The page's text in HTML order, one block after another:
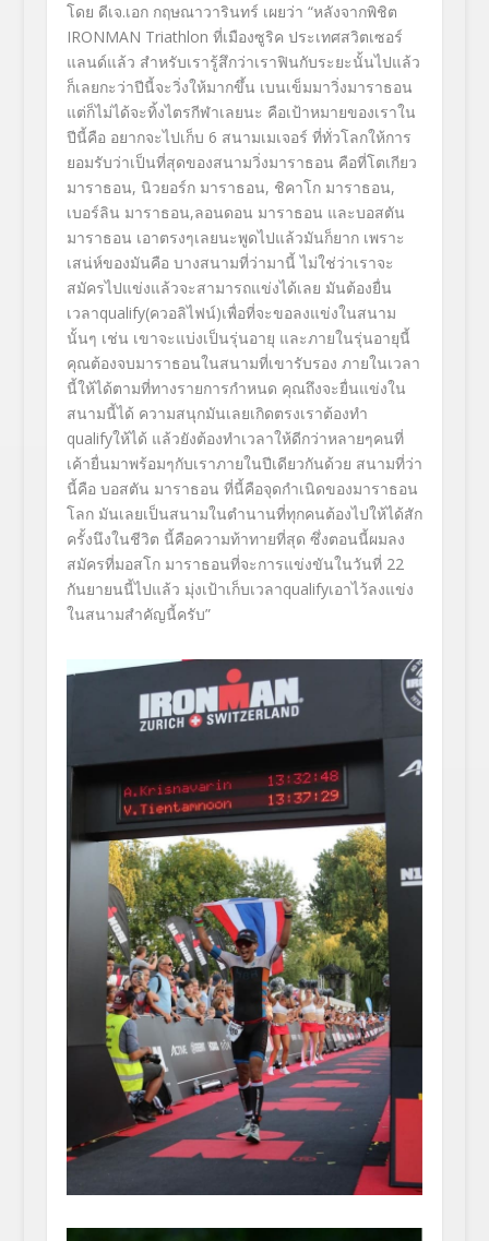
โดย ดีเจ.เอก กฤษณาวารินทร์ เผยว่า “หลังจากพิชิต
IRONMAN Triathlon ที่เมืองซูริค ประเทศสวิตเซอร์
แลนด์แล้ว สำหรับเรารู้สึกว่าเราฟินกับระยะนั้นไปแล้ว
ก็เลยกะว่าปีนี้จะวิ่งให้มากขึ้น เบนเข็มมาวิ่งมาราธอน
แต่ก็ไม่ได้จะทิ้งไตรกีฬาเลยนะ คือเป้าหมายของเราใน
ปีนี้คือ อยากจะไปเก็บ 6 สนามเมเจอร์ ที่ทั่วโลกให้การ
ยอมรับว่าเป็นที่สุดของสนามวิ่งมาราธอน คือที่โตเกียว
มาราธอน, นิวยอร์ก มาราธอน, ชิคาโก มาราธอน,
เบอร์ลิน มาราธอน,ลอนดอน มาราธอน และบอสตัน
มาราธอน เอาตรงๆเลยนะพูดไปแล้วมันก็ยาก เพราะ
เสน่ห์ของมันคือ บางสนามที่ว่ามานี้ ไม่ใช่ว่าเราจะ
สมัครไปแข่งแล้วจะสามารถแข่งได้เลย มันต้องยื่น
เวลาqualify(ควอลิไฟน์)เพื่อที่จะขอลงแข่งในสนาม
นั้นๆ เช่น เขาจะแบ่งเป็นรุ่นอายุ และภายในรุ่นอายุนี้
คุณต้องจบมาราธอนในสนามที่เขารับรอง ภายในเวลา
นี้ให้ได้ตามที่ทางรายการกำหนด คุณถึงจะยื่นแข่งใน
สนามนี้ได้ ความสนุกมันเลยเกิดตรงเราต้องทำ
qualifyให้ได้ แล้วยังต้องทำเวลาให้ดีกว่าหลายๆคนที่
เค้ายื่นมาพร้อมๆกับเราภายในปีเดียวกันด้วย สนามที่ว่า
นี้คือ บอสตัน มาราธอน ที่นี้คือจุดกำเนิดของมาราธอน
โลก มันเลยเป็นสนามในตำนานที่ทุกคนต้องไปให้ได้สัก
ครั้งนึงในชีวิต นี้คือความท้าทายที่สุด ซึ่งตอนนี้ผมลง
สมัครที่มอสโก มาราธอนที่จะการแข่งขันในวันที่ 22
กันยายนนี้ไปแล้ว มุ่งเป้าเก็บเวลาqualifyเอาไว้ลงแข่ง
ในสนามสำคัญนี้ครับ”